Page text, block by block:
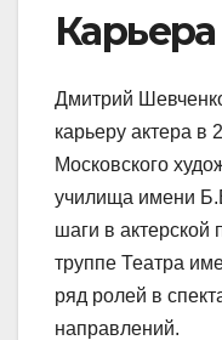
Дмитрий
карьеру актера в
Московского
училища имени
шаги в актерской
труппе Театра
ряд ролей в
направлений.